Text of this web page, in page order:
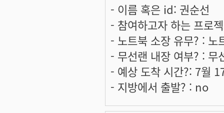
- 이름 혹은 id: 권순선
- 참여하고자 하는 프로
- 노트북 소장 유무? : 노
- 무선랜 내장 여부? : 무
- 예상 도착 시간?: 7월
- 지방에서 출발? : no